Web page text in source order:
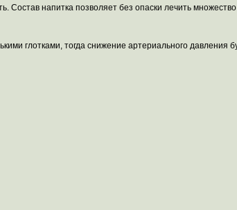
Состав напитка позволяет без опаски лечить
глотками, тогда снижение артериального давления